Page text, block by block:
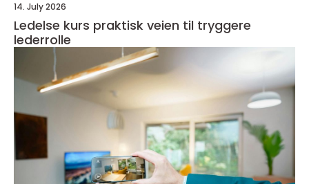
14. July 2026
Ledelse kurs praktisk veien til tryggere
lederrolle